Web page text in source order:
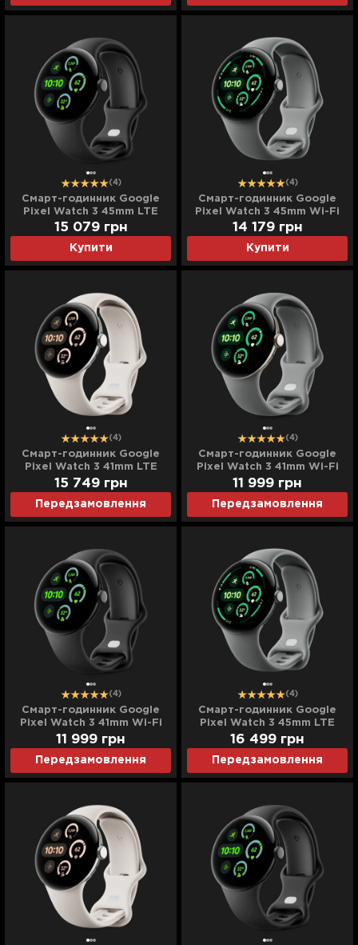
(4)
Cмарт-годинник Google
Pixel Watch 3 45mm LTE
Matte Black Aluminum
Case/Obsidian Active Band
Купити
15 079 грн
(4)
Cмарт-годинник Google
Pixel Watch 3 45mm Wi-Fi
Matte Hazel Aluminum
Case/Hazel Active Band
Купити
14 179 грн
(4)
Cмарт-годинник Google
Pixel Watch 3 41mm LTE
Polished Silver Aluminum
Case/Porcelain Active Band
Передзамовлення
15 749 грн
(4)
Cмарт-годинник Google
Pixel Watch 3 41mm Wi-Fi
Champagne Gold Aluminum
Case/Hazel Active Band
Передзамовлення
11 999 грн
(4)
Cмарт-годинник Google
Pixel Watch 3 41mm Wi-Fi
Matte Black Aluminum
Case/Obsidian Active Band
Передзамовлення
11 999 грн
(4)
Cмарт-годинник Google
Pixel Watch 3 45mm LTE
Matte Hazel Aluminum
Case/Hazel Active Band
Передзамовлення
16 499 грн